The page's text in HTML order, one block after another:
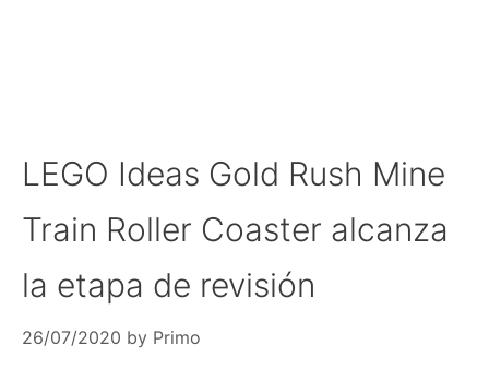
LEGO Ideas Gold Rush Mine
Train Roller Coaster alcanza
la etapa de revisión
26/07/2020 by Primo